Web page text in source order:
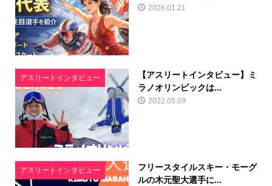
2026.01.21
アスリートインタビュー
【アスリートインタビュー】ミ
ラノオリンピックは...
2022.05.09
アスリートインタビュー
フリースタイルスキー・モーグ
ルの木元聖大選手に...